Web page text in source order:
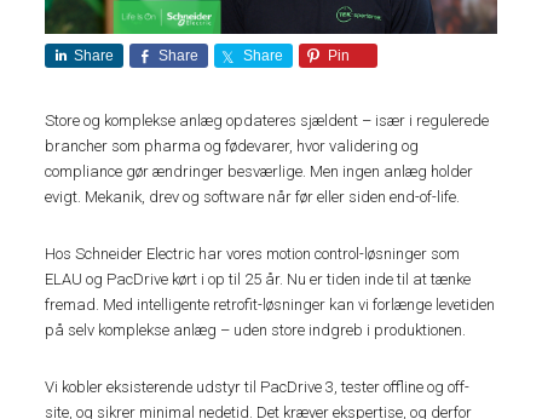
Share Share Share Pin
Store og komplekse anlæg opdateres sjældent – især i regulerede
brancher som pharma og fødevarer, hvor validering og
compliance gør ændringer besværlige. Men ingen anlæg holder
evigt. Mekanik, drev og software når før eller siden end-of-life.
Hos Schneider Electric har vores motion control-løsninger som
ELAU og PacDrive kørt i op til 25 år. Nu er tiden inde til at tænke
fremad. Med intelligente retrofit-løsninger kan vi forlænge levetiden
på selv komplekse anlæg – uden store indgreb i produktionen.
Vi kobler eksisterende udstyr til PacDrive 3, tester offline og off-
site, og sikrer minimal nedetid. Det kræver ekspertise, og derfor